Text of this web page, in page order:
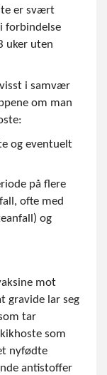
er svært
forbindelse
uker uten
i samvær
om man
og eventuelt
på flere
ofte med
og
mot
gravide lar seg
tar
som
nyfødte
antistoffer